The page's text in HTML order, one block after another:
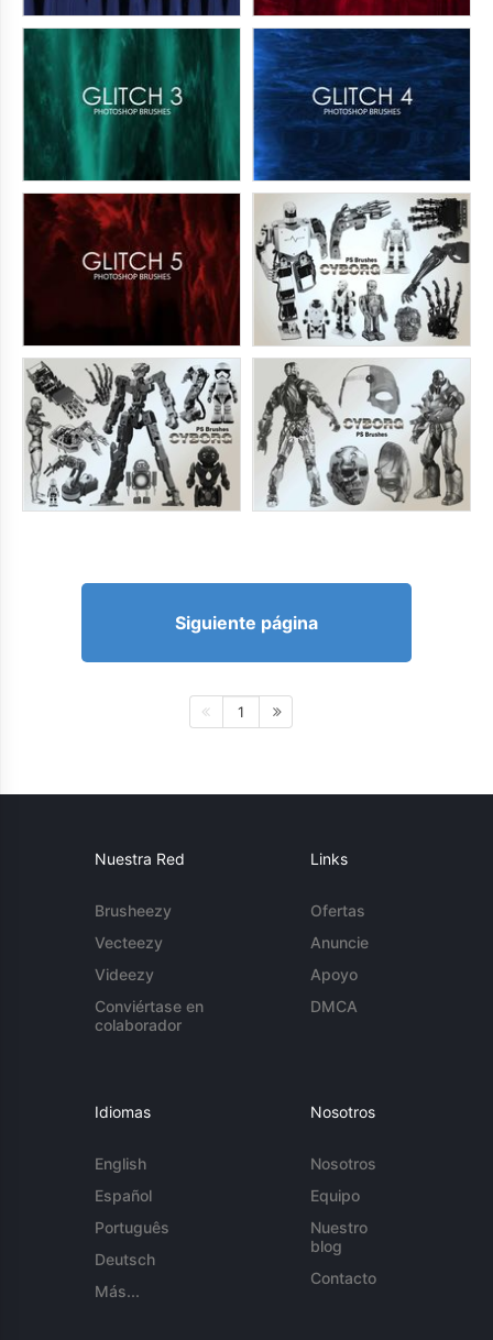
Siguiente página
1
Nuestra Red
Brusheezy
Vecteezy
Videezy
Conviértase en
colaborador
Links
Ofertas
Anuncie
Apoyo
DMCA
Idiomas
English
Español
Português
Deutsch
Más...
Nosotros
Nosotros
Equipo
Nuestro
blog
Contacto